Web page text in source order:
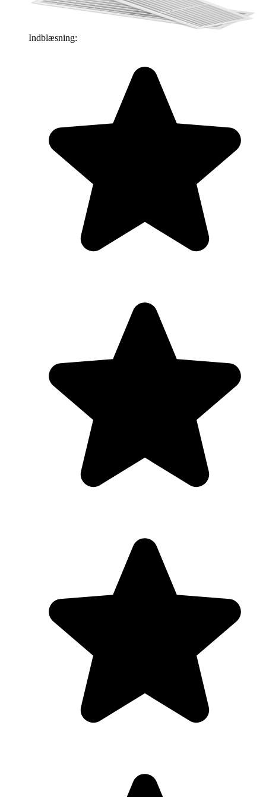
Indblæsning: